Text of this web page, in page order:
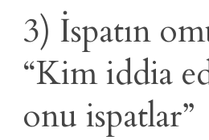
3) İspatın
“Kim iddia
onu ispatlar”